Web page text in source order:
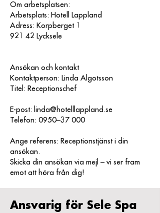
Om arbetsplatsen:
Arbetsplats: Hotell Lappland
Adress: Korpberget 1
921 42 Lycksele
Ansökan och kontakt
Kontaktperson: Linda Algotsson
Titel: Receptionschef
E-post: linda@hotelllappland.se
Telefon: 0950–37 000
Ange referens: Receptionstjänst i din
ansökan.
Skicka din ansökan via mejl – vi ser fram
emot att höra från dig!
Ansvarig för Sele Spa